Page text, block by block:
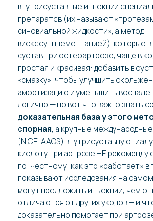
внутрисуставные инъекции
препаратов (их называют
синовиальной жидкости», а метод —
вискосупплементацией), которые
сустав при остеоартрозе, чаще в
простая и красивая: добавить в
«смазку», чтобы улучшить
амортизацию и уменьшить
логично — но вот что важно знать
доказательная база у этого
спорная, а крупные
(NICE, AAOS) внутрисуставную
кислоту при артрозе НЕ
по-честному: как это «работает» в
показывают исследования на
могут предложить инъекции, чем
отличаются от других уколов — и
доказательно помогает при